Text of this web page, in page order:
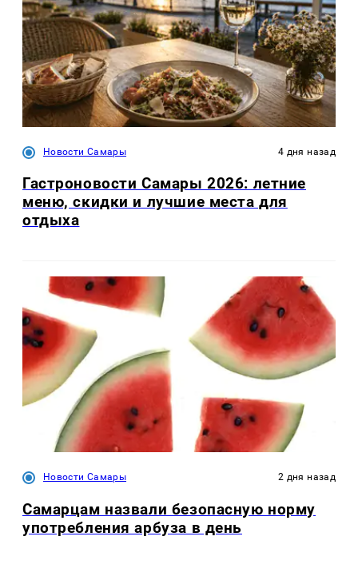
Новости Самары 4 дня назад
Гастроновости Самары 2026: летние
меню, скидки и лучшие места для
отдыха
Новости Самары 2 дня назад
Самарцам назвали безопасную норму
употребления арбуза в день